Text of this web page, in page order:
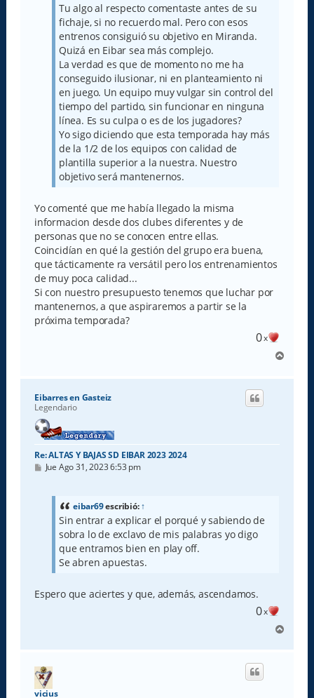
Tu algo al respecto comentaste antes de su
fichaje, si no recuerdo mal. Pero con esos
entrenos consiguió su objetivo en Miranda.
Quizá en Eibar sea más complejo.
La verdad es que de momento no me ha
conseguido ilusionar, ni en planteamiento ni
en juego. Un equipo muy vulgar sin control del
tiempo del partido, sin funcionar en ninguna
línea. Es su culpa o es de los jugadores?
Yo sigo diciendo que esta temporada hay más
de la 1/2 de los equipos con calidad de
plantilla superior a la nuestra. Nuestro
objetivo será mantenernos.
Yo comenté que me había llegado la misma
informacion desde dos clubes diferentes y de
personas que no se conocen entre ellas.
Coincidían en qué la gestión del grupo era buena,
que tácticamente ra versátil pero los entrenamientos
de muy poca calidad...
Si con nuestro presupuesto tenemos que luchar por
mantenernos, a que aspiraremos a partir se la
próxima temporada?
0x
r
Eibarres en Gasteiz
Legendario
Re: ALTAS Y BAJAS SD EIBAR 2023 2024
M
Jue Ago 31, 2023 6:53 pm
eibar69escribió:↑
Sin entrar a explicar el porqué y sabiendo de
sobra lo de exclavo de mis palabras yo digo
que entramos bien en play off.
Se abren apuestas.
Espero que aciertes y que, además, ascendamos.
0x
r
vicius